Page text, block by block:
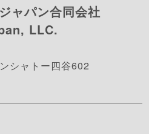
ャパン合同会社
LLC.
シャトー四谷602